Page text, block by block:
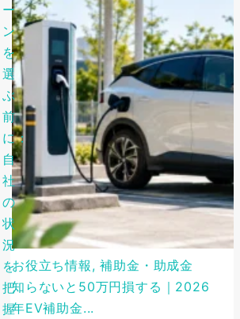
ー
ン
を
選
ぶ
前
に：
自
社
の
状
況
を
把
握
お役立ち情報, 補助金・助成金
知らないと50万円損する｜2026
年EV補助金...